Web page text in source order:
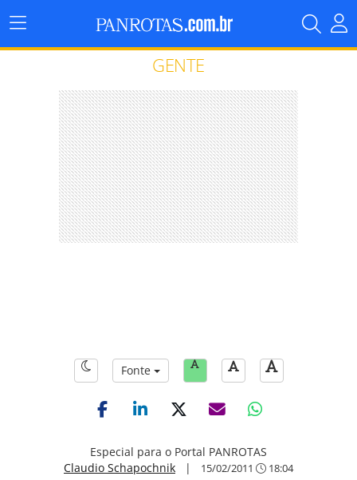
Menu
Principal
GENTE
Fonte
Especial para o Portal PANROTAS
Claudio Schapochnik | 15/02/2011 18:04